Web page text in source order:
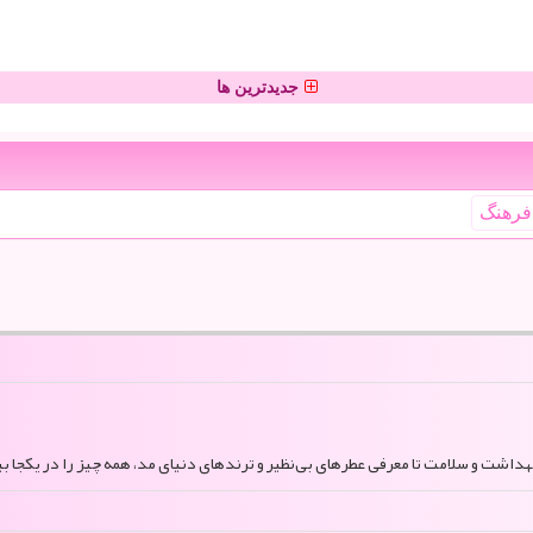
جدیدترین ها
فرهنگ
و سلامت تا معرفی عطرهای بی‌نظیر و ترندهای دنیای مد، همه چیز را در یکجا